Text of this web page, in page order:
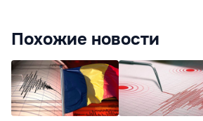
Похожие новости